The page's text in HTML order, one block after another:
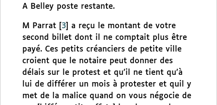
A Belley poste restante.
M Parrat 3
a reçu le montant de votre
second billet dont il ne comptait plus être
payé. Ces petits créanciers de petite ville
croient que le notaire peut donner des
délais sur le protest et qu’il ne tient qu’à
lui de différer un mois à protester et quil y
met de la malice quand on vous négocie de